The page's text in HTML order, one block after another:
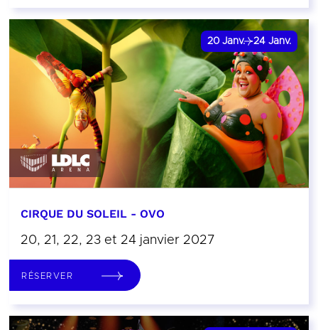
20 Janv. 24 Janv.
CIRQUE DU SOLEIL - OVO
20, 21, 22, 23 et 24 janvier 2027
RÉSERVER